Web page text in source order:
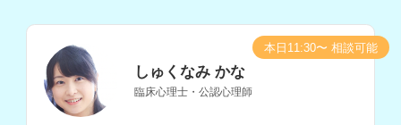
しゅくなみ かな
臨床心理士・公認心理師
本日11:30〜 相談可能